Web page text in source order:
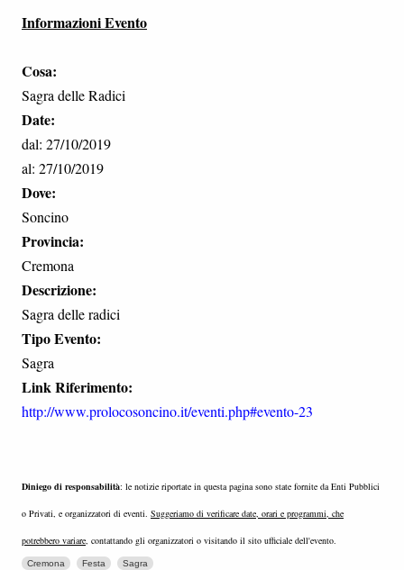
Informazioni Evento
Cosa:
Sagra delle Radici
Date:
dal: 27/10/2019
al: 27/10/2019
Dove:
Soncino
Provincia:
Cremona
Descrizione:
Sagra delle radici
Tipo Evento:
Sagra
Link Riferimento:
http://www.prolocosoncino.it/eventi.php#evento-23
Diniego di responsabilità: le notizie riportate in questa pagina sono state fornite da Enti Pubblici
o Privati, e organizzatori di eventi. Suggeriamo di verificare date, orari e programmi, che
potrebbero variare, contattando gli organizzatori o visitando il sito ufficiale dell'evento.
Cremona Festa Sagra